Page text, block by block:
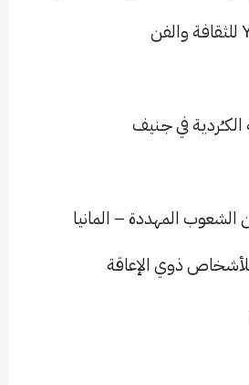
للثقافة والفن
في جـنيف
المهددة – المانيا
ذوي الإعاقة